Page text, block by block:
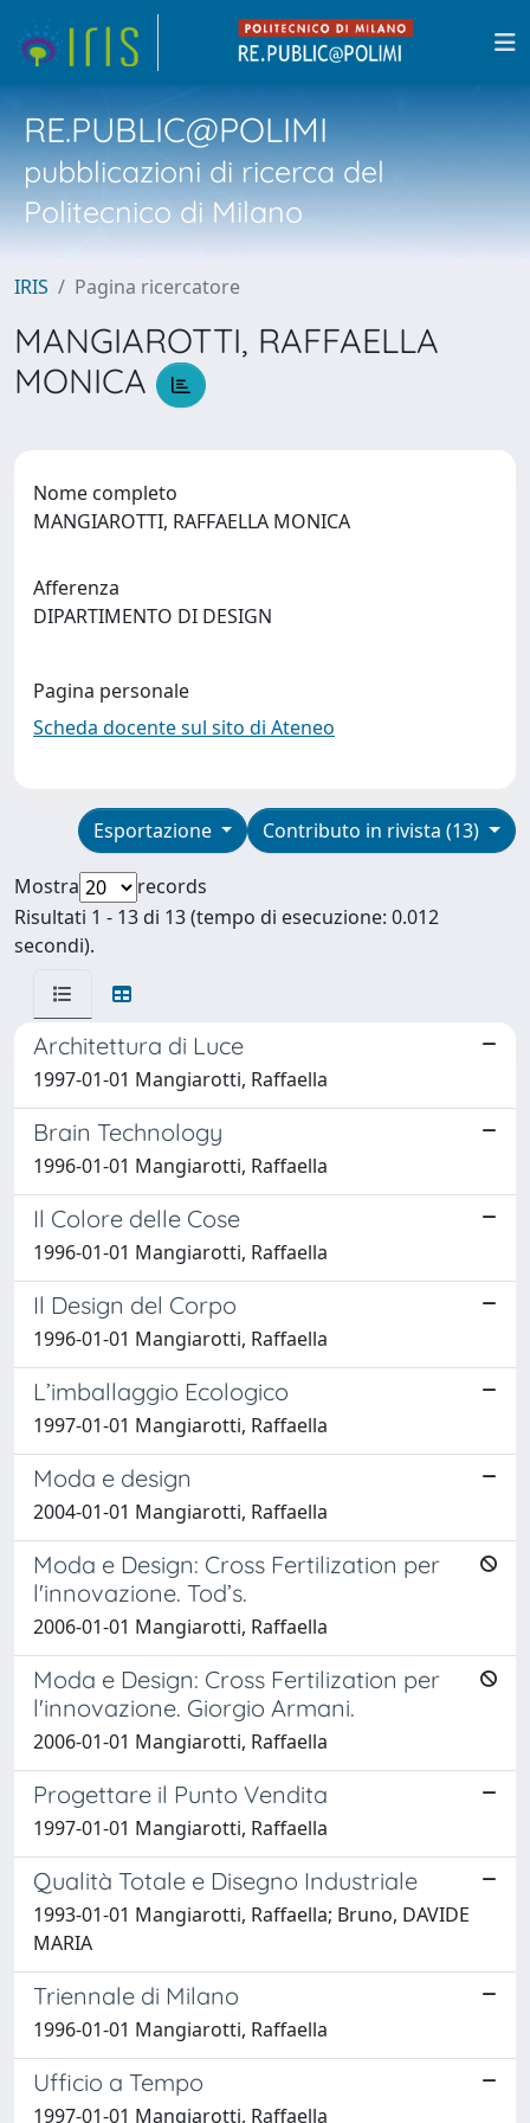
RE.PUBLIC@POLIMI
pubblicazioni di ricerca del
Politecnico di Milano
IRIS Pagina ricercatore
MANGIAROTTI, RAFFAELLA
MONICA
Nome completo
MANGIAROTTI, RAFFAELLA MONICA
Afferenza
DIPARTIMENTO DI DESIGN
Pagina personale
Scheda docente sul sito di Ateneo
Contributo in rivista (13)
Esportazione
Mostra
records
Risultati 1 - 13 di 13 (tempo di esecuzione: 0.012
secondi).
Architettura di Luce
1997-01-01 Mangiarotti, Raffaella
Brain Technology
1996-01-01 Mangiarotti, Raffaella
Il Colore delle Cose
1996-01-01 Mangiarotti, Raffaella
Il Design del Corpo
1996-01-01 Mangiarotti, Raffaella
L’imballaggio Ecologico
1997-01-01 Mangiarotti, Raffaella
Moda e design
2004-01-01 Mangiarotti, Raffaella
Moda e Design: Cross Fertilization per
l'innovazione. Tod’s.
2006-01-01 Mangiarotti, Raffaella
Moda e Design: Cross Fertilization per
l'innovazione. Giorgio Armani.
2006-01-01 Mangiarotti, Raffaella
Progettare il Punto Vendita
1997-01-01 Mangiarotti, Raffaella
Qualità Totale e Disegno Industriale
1993-01-01 Mangiarotti, Raffaella; Bruno, DAVIDE
MARIA
Triennale di Milano
1996-01-01 Mangiarotti, Raffaella
Ufficio a Tempo
1997-01-01 Mangiarotti, Raffaella